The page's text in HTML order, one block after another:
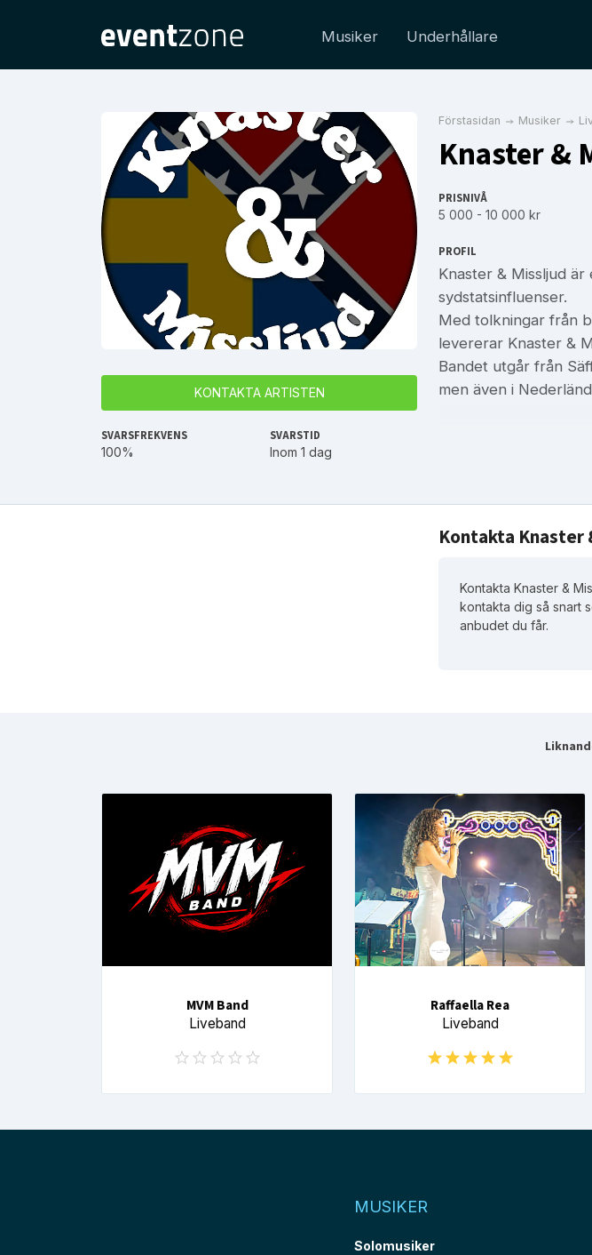
Musiker Underhållare
KONTAKTA ARTISTEN
SVARSFREKVENS
100%
SVARSTID
Inom 1 dag
Förstasidan Musiker
Knaster &
PRISNIVÅ
5 000 - 10 000 kr
PROFIL
Knaster & Missljud
sydstatsinfluenser.
Med tolkningar från
levererar Knaster &
Bandet utgår från
men även i
Kontakta Knaster
Kontakta Knaster &
kontakta dig så snart
anbudet du får.
MVM Band
Liveband
Raffaella Rea
Liveband
MUSIKER
Solomusiker